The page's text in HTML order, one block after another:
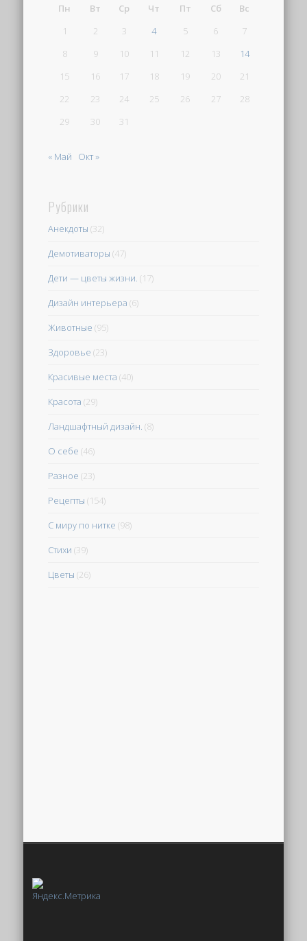
Пн
Вт Ср Чт Пт Сб
Вс
1
2 3 4 5 6
7
8
9 10 11 12 13
14
15
16 17 18 19 20
21
22
23 24 25 26 27
28
29
30 31
« Май Окт »
Рубрики
Анекдоты (32)
Демотиваторы (47)
Дети — цветы жизни. (17)
Дизайн интерьера (6)
Животные (95)
Здоровье (23)
Красивые места (40)
Красота (29)
Ландшафтный дизайн. (8)
О себе (46)
Разное (23)
Рецепты (154)
С миру по нитке (98)
Стихи (39)
Цветы (26)